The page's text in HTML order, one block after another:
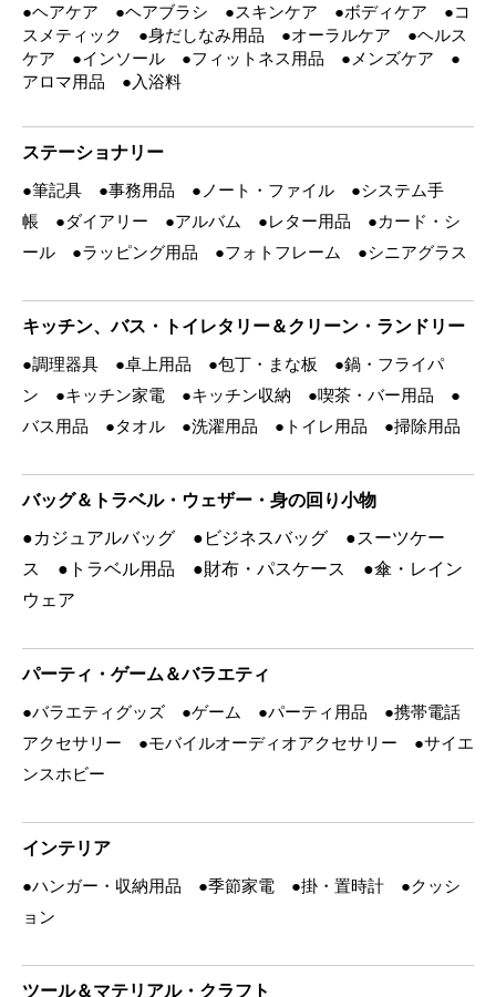
●ヘアケア ●ヘアブラシ ●スキンケア ●ボディケア ●コ
スメティック ●身だしなみ用品 ●オーラルケア ●ヘルス
ケア ●インソール ●フィットネス用品 ●メンズケア ●
アロマ用品 ●入浴料
ステーショナリー
●筆記具 ●事務用品 ●ノート・ファイル ●システム手
帳 ●ダイアリー ●アルバム ●レター用品 ●カード・シ
ール ●ラッピング用品 ●フォトフレーム ●シニアグラス
キッチン、バス・トイレタリー＆クリーン・ランドリー
●調理器具 ●卓上用品 ●包丁・まな板 ●鍋・フライパ
ン ●キッチン家電 ●キッチン収納 ●喫茶・バー用品 ●
バス用品 ●タオル ●洗濯用品 ●トイレ用品 ●掃除用品
バッグ＆トラベル・ウェザー・身の回り小物
●カジュアルバッグ ●ビジネスバッグ ●スーツケー
ス ●トラベル用品 ●財布・パスケース ●傘・レイン
ウェア
パーティ・ゲーム＆バラエティ
●バラエティグッズ ●ゲーム ●パーティ用品 ●携帯電話
アクセサリー ●モバイルオーディオアクセサリー ●サイエ
ンスホビー
インテリア
●ハンガー・収納用品 ●季節家電 ●掛・置時計 ●クッシ
ョン
ツール＆マテリアル・クラフト